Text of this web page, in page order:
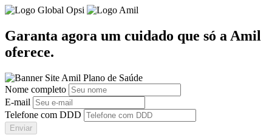
Garanta agora um cuidado que só a Amil
oferece.
Nome completo
E-mail
Telefone com DDD
Enviar